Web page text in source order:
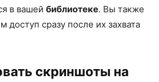
в вашей библиотеке. Вы также
доступ сразу после их захвата
скриншоты на